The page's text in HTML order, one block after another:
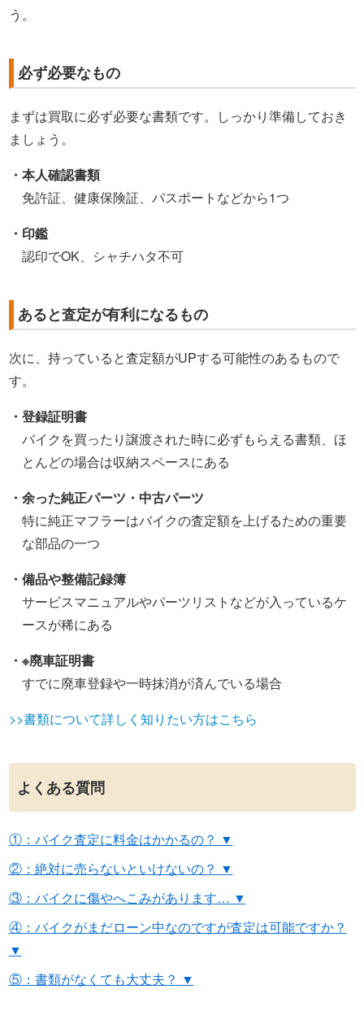
う。
必ず必要なもの
まずは買取に必ず必要な書類です。しっかり準備しておき
ましょう。
・本人確認書類
免許証、健康保険証、パスポートなどから1つ
・印鑑
認印でOK、シャチハタ不可
あると査定が有利になるもの
次に、持っていると査定額がUPする可能性のあるもので
す。
・登録証明書
バイクを買ったり譲渡された時に必ずもらえる書類、ほ
とんどの場合は収納スペースにある
・余った純正パーツ・中古パーツ
特に純正マフラーはバイクの査定額を上げるための重要
な部品の一つ
・備品や整備記録簿
サービスマニュアルやパーツリストなどが入っているケ
ースが稀にある
・※廃車証明書
すでに廃車登録や一時抹消が済んでいる場合
>>書類について詳しく知りたい方はこちら
よくある質問
①：バイク査定に料金はかかるの？ ▼
②：絶対に売らないといけないの？ ▼
③：バイクに傷やへこみがあります… ▼
④：バイクがまだローン中なのですが査定は可能ですか？
▼
⑤：書類がなくても大丈夫？ ▼